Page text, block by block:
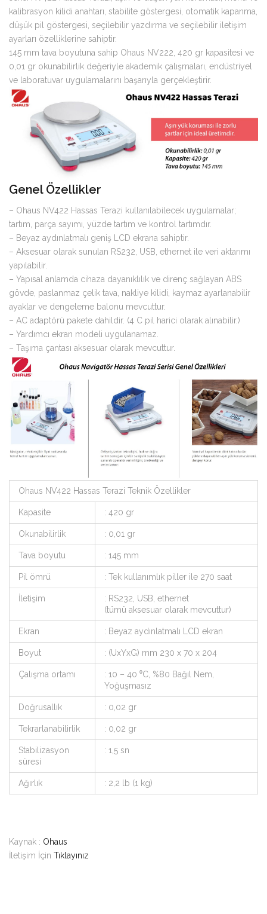
kalibrasyon kilidi anahtarı, stabilite göstergesi, otomatik kapanma,
düşük pil göstergesi, seçilebilir yazdırma ve seçilebilir iletişim
ayarları özelliklerine sahiptir.
145 mm tava boyutuna sahip Ohaus NV222, 420 gr kapasitesi ve
0,01 gr okunabilirlik değeriyle akademik çalışmaları, endüstriyel
ve laboratuvar uygulamalarını başarıyla gerçekleştirir.
Genel Özellikler
– Ohaus NV422 Hassas Terazi kullanılabilecek uygulamalar;
tartım, parça sayımı, yüzde tartım ve kontrol tartımdır.
– Beyaz aydınlatmalı geniş LCD ekrana sahiptir.
– Aksesuar olarak sunulan RS232, USB, ethernet ile veri aktarımı
yapılabilir.
– Yapısal anlamda cihaza dayanıklılık ve direnç sağlayan ABS
gövde, paslanmaz çelik tava, nakliye kilidi, kaymaz ayarlanabilir
ayaklar ve dengeleme balonu mevcuttur.
– AC adaptörü pakete dahildir. (4 C pil harici olarak alınabilir.)
– Yardımcı ekran modeli uygulanamaz.
– Taşıma çantası aksesuar olarak mevcuttur.
Ohaus NV422 Hassas Terazi Teknik Özellikler
Kapasite : 420 gr
Okunabilirlik : 0,01 gr
Tava boyutu : 145 mm
Pil ömrü : Tek kullanımlık piller ile 270 saat
İletişim
: RS232, USB, ethernet
(tümü aksesuar olarak mevcuttur)
Ekran : Beyaz aydınlatmalı LCD ekran
Boyut : (UxYxG) mm 230 x 70 x 204
Çalışma ortamı
: 10 – 40 ⁰C, %80 Bağıl Nem,
Yoğuşmasız
Doğrusallık : 0,02 gr
Tekrarlanabilirlik : 0,02 gr
Stabilizasyon
süresi
: 1,5 sn
Ağırlık : 2,2 lb (1 kg)
Kaynak : Ohaus
İletişim İçin Tıklayınız